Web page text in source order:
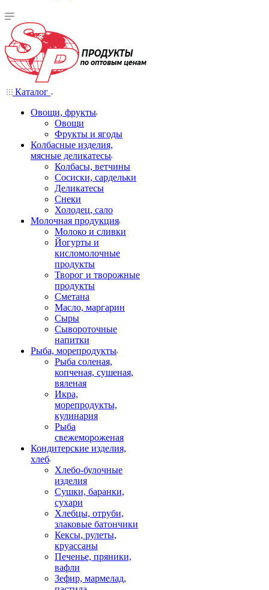
Каталог
Овощи, фрукты
Овощи
Фрукты и ягоды
Колбасные изделия,
мясные деликатесы
Колбасы, ветчины
Сосиски, сардельки
Деликатесы
Снеки
Холодец, сало
Молочная продукция
Молоко и сливки
Йогурты и
кисломолочные
продукты
Творог и творожные
продукты
Сметана
Масло, маргарин
Сыры
Сывороточные
напитки
Рыба, морепродукты
Рыба соленая,
копченая, сушеная,
вяленая
Икра,
морепродукты,
кулинария
Рыба
свежемороженая
Кондитерские изделия,
хлеб
Хлебо-булочные
изделия
Сушки, баранки,
сухари
Хлебцы, отруби,
злаковые батончики
Кексы, рулеты,
круассаны
Печенье, пряники,
вафли
Зефир, мармелад,